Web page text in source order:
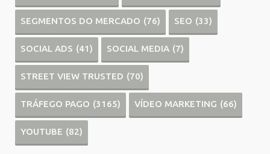
SEGMENTOS DO MERCADO (76) SEO (33)
SOCIAL ADS (41) SOCIAL MEDIA (7)
STREET VIEW TRUSTED (70)
TRÁFEGO PAGO (3165) VÍDEO MARKETING (66)
YOUTUBE (82)